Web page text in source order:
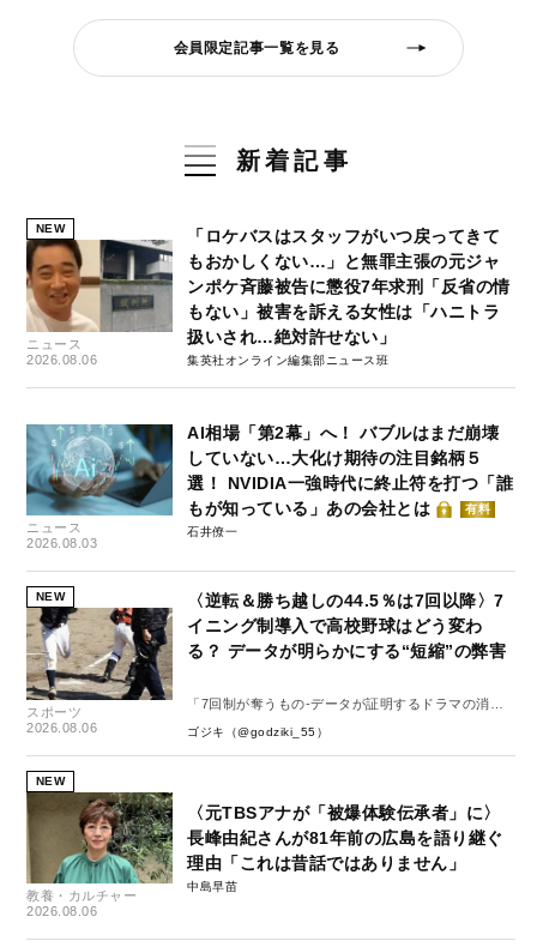
会員限定記事一覧を見る
新着記事
NEW
ニュース
2026.08.06
「ロケバスはスタッフがいつ戻ってきて
もおかしくない…」と無罪主張の元ジャ
ンポケ斉藤被告に懲役7年求刑「反省の情
もない」被害を訴える女性は「ハニトラ
扱いされ…絶対許せない」
集英社オンライン編集部ニュース班
ニュース
2026.08.03
AI相場「第2幕」へ！ バブルはまだ崩壊
していない…大化け期待の注目銘柄５
選！ NVIDIA一強時代に終止符を打つ「誰
もが知っている」あの会社とは
有料
石井僚一
NEW
スポーツ
2026.08.06
〈逆転＆勝ち越しの44.5％は7回以降〉7
イニング制導入で高校野球はどう変わ
る？ データが明らかにする“短縮”の弊害
「7回制が奪うもの-データが証明するドラマの消
失-」
ゴジキ（@godziki_55）
NEW
教養・カルチャー
2026.08.06
〈元TBSアナが「被爆体験伝承者」に〉
長峰由紀さんが81年前の広島を語り継ぐ
理由「これは昔話ではありません」
中島早苗